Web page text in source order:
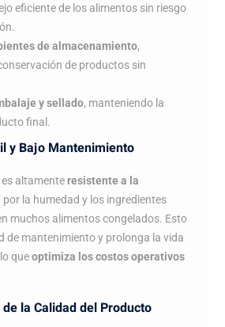
eficiente de los alimentos sin riesgo
de almacenamiento,
de productos sin
y sellado, manteniendo la
final.
y Bajo Mantenimiento
altamenteresistente a la
la humedad y los ingredientes
muchos alimentos congelados. Esto
de mantenimiento y prolonga la vida
queoptimiza los costos operativos
la Calidad del Producto